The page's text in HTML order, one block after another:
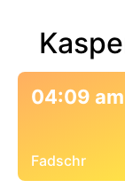
04:09 am
Fadschr